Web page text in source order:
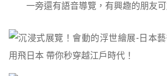
一旁還有語音導覽，有興趣的朋友可